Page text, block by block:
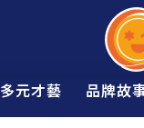
多元才藝 品牌故